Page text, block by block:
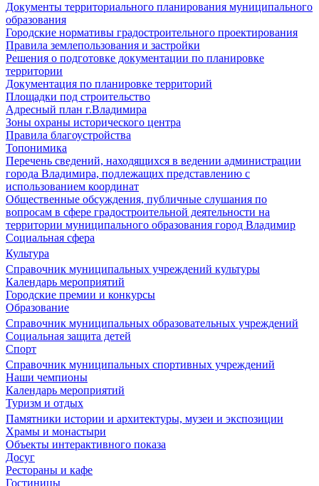
Документы территориального планирования муниципального
образования
Городские нормативы градостроительного проектирования
Правила землепользования и застройки
Решения о подготовке документации по планировке
территории
Документация по планировке территорий
Площадки под строительство
Адресный план г.Владимира
Зоны охраны исторического центра
Правила благоустройства
Топонимика
Перечень сведений, находящихся в ведении администрации
города Владимира, подлежащих представлению с
использованием координат
Общественные обсуждения, публичные слушания по
вопросам в сфере градостроительной деятельности на
территории муниципального образования город Владимир
Социальная сфера
Культура
Справочник муниципальных учреждений культуры
Календарь мероприятий
Городские премии и конкурсы
Образование
Справочник муниципальных образовательных учреждений
Социальная защита детей
Спорт
Справочник муниципальных спортивных учреждений
Наши чемпионы
Календарь мероприятий
Туризм и отдых
Памятники истории и архитектуры, музеи и экспозиции
Храмы и монастыри
Объекты интерактивного показа
Досуг
Рестораны и кафе
Гостиницы